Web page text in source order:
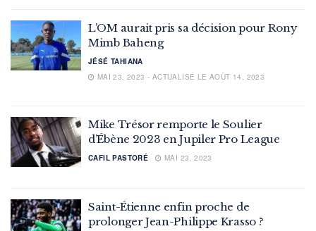
L’OM aurait pris sa décision pour Rony
Mimb Baheng
JÉSÉ TAHIANA
MAI 23, 2023 - ACTUALISÉ LE AOÛT 14, 2023
Mike Trésor remporte le Soulier
d’Ébène 2023 en Jupiler Pro League
CAFIL PASTORÉ MAI 23, 2023
Saint-Étienne enfin proche de
prolonger Jean-Philippe Krasso ?